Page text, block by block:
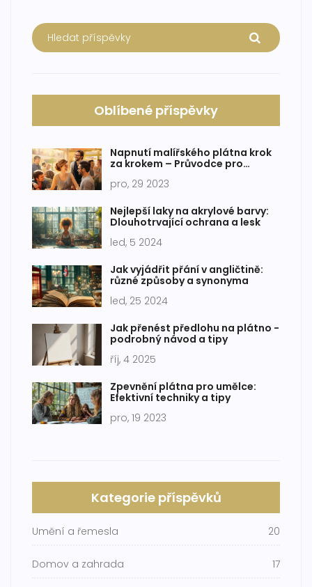
Oblíbené příspěvky
Napnutí malířského plátna krok
za krokem – Průvodce pro
pro, 29 2023
Nejlepší laky na akrylové barvy:
Dlouhotrvající ochrana a lesk
led, 5 2024
Jak vyjádřit přání v angličtině:
různé způsoby a synonyma
led, 25 2024
Jak přenést předlohu na plátno -
podrobný návod a tipy
říj, 4 2025
Zpevnění plátna pro umělce:
Efektivní techniky a tipy
pro, 19 2023
Kategorie příspěvků
Umění a řemesla 20
Domov a zahrada 17